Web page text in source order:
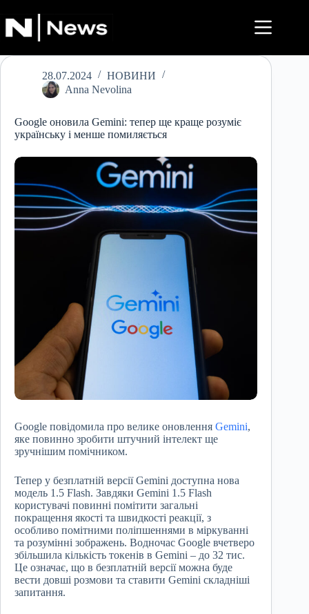
до
вмісту
28.07.2024
НОВИНИ
Anna Nevolina
Google оновила Gemini: тепер ще краще розуміє
українську і менше помиляється
Google повідомила про велике оновлення Gemini,
яке повинно зробити штучний інтелект ще
зручнішим помічником.
Тепер у безплатній версії Gemini доступна нова
модель 1.5 Flash. Завдяки Gemini 1.5 Flash
користувачі повинні помітити загальні
покращення якості та швидкості реакції, з
особливо помітними поліпшеннями в міркуванні
та розумінні зображень. Водночас Google вчетверо
збільшила кількість токенів в Gemini – до 32 тис.
Це означає, що в безплатній версії можна буде
вести довші розмови та ставити Gemini складніші
запитання.